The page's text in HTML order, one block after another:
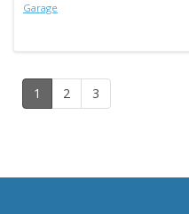
Garage
1 2 3